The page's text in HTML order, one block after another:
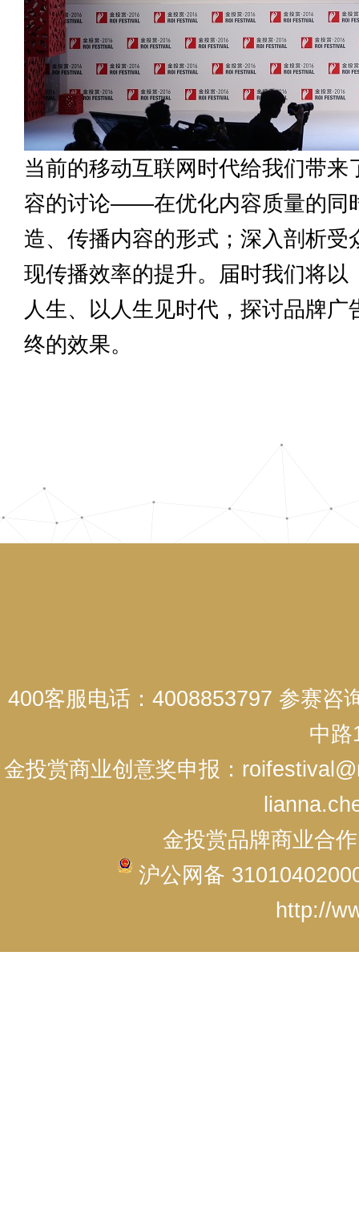
当前的移动互联网时代给我们带
容的讨论——在优化内容质量的同
造、传播内容的形式；深入剖析
现传播效率的提升。届时我们将
人生、以人生见时代，探讨品牌
终的效果。
400客服电话：4008853797 参赛咨
中路
金投赏商业创意奖申报：
金投赏品牌商业合
沪公网备
http://